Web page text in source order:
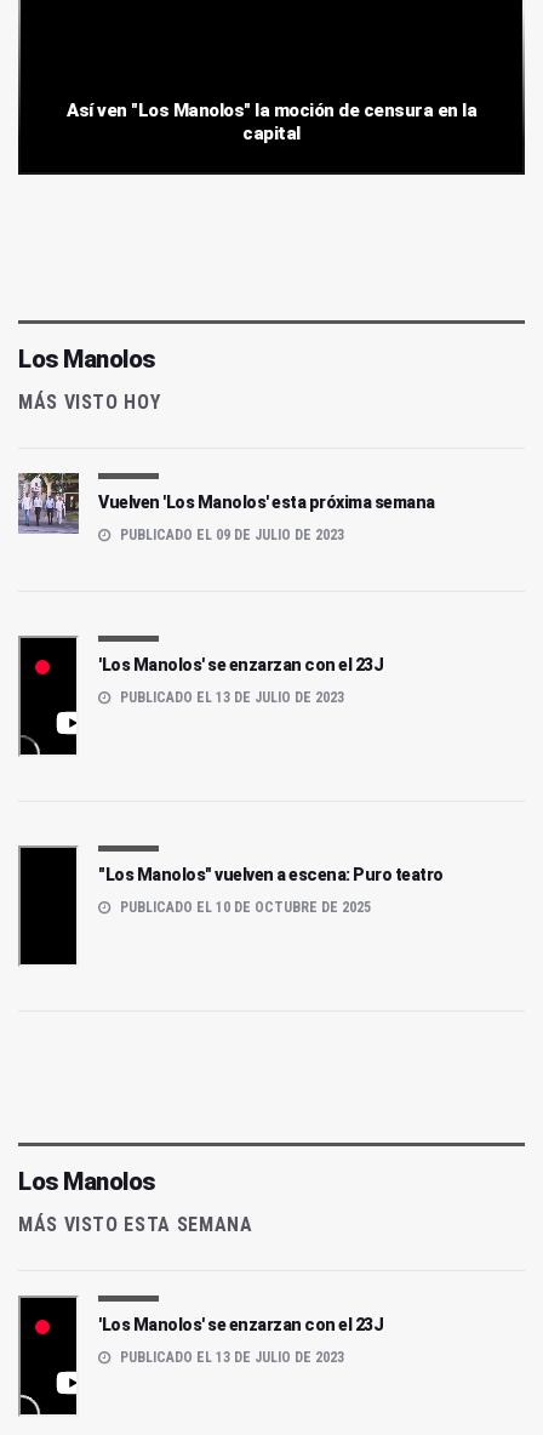
Así ven "Los Manolos" la moción de censura en la
capital
Los Manolos
MÁS VISTO HOY
Vuelven 'Los Manolos' esta próxima semana
PUBLICADO EL 09 DE JULIO DE 2023
'Los Manolos' se enzarzan con el 23J
PUBLICADO EL 13 DE JULIO DE 2023
"Los Manolos" vuelven a escena: Puro teatro
PUBLICADO EL 10 DE OCTUBRE DE 2025
Los Manolos
MÁS VISTO ESTA SEMANA
'Los Manolos' se enzarzan con el 23J
PUBLICADO EL 13 DE JULIO DE 2023